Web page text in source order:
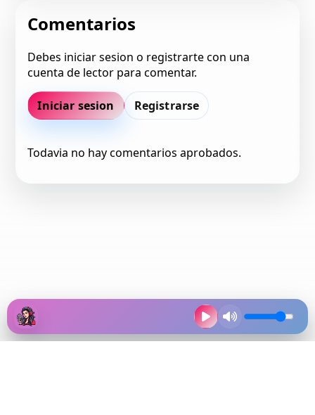
Comentarios
Debes iniciar sesion o registrarte con una
cuenta de lector para comentar.
Iniciar sesion Registrarse
Todavia no hay comentarios aprobados.